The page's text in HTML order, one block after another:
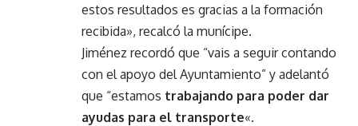
estos resultados es gracias a la formación
recibida», recalcó la munícipe.
Jiménez recordó que “vais a seguir contando
con el apoyo del Ayuntamiento” y adelantó
que “estamos trabajando para poder dar
ayudas para el transporte«.